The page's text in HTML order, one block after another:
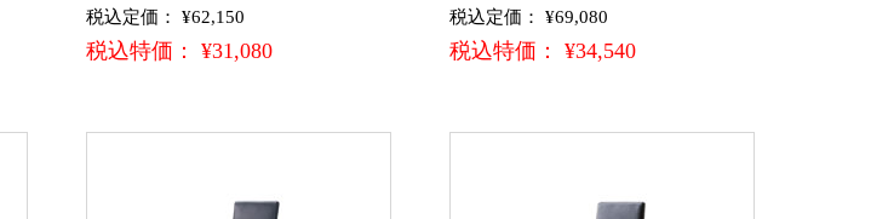
税込定価： ¥62,150
税込特価： ¥31,080
税込定価： ¥69,080
税込特価： ¥34,540